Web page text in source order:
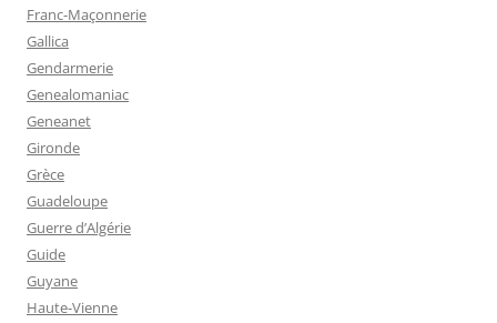
Franc-Maçonnerie
Gallica
Gendarmerie
Genealomaniac
Geneanet
Gironde
Grèce
Guadeloupe
Guerre d’Algérie
Guide
Guyane
Haute-Vienne